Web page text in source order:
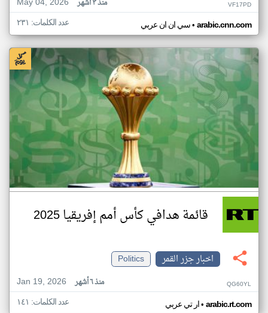
منذ ٣ أشهر VF17PD
سي ان ان عربي• arabic.cnn.com عدد الكلمات: ٢٣١
قائمة هدافي كأس أمم إفريقيا 2025
اخبار جزر القمر
Politics
Jan 19, 2026
منذ ٦ أشهر QG60YL
ار تي عربي• arabic.rt.com عدد الكلمات: ١٤١